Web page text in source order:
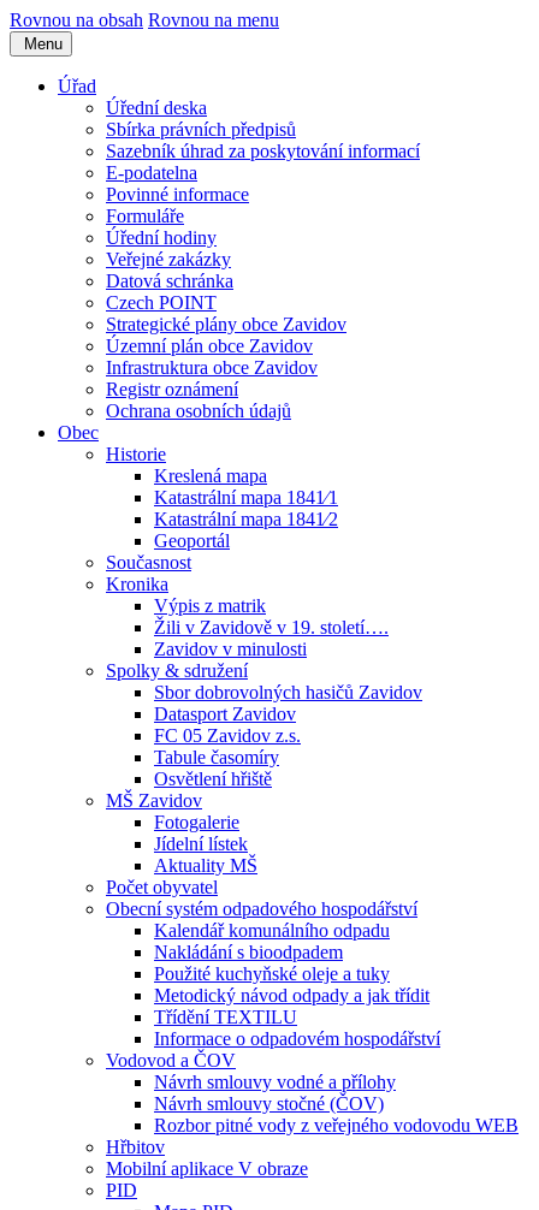
Rovnou na obsah Rovnou na menu
Menu
Úřad
Úřední deska
Sbírka právních předpisů
Sazebník úhrad za poskytování informací
E-podatelna
Povinné informace
Formuláře
Úřední hodiny
Veřejné zakázky
Datová schránka
Czech POINT
Strategické plány obce Zavidov
Územní plán obce Zavidov
Infrastruktura obce Zavidov
Registr oznámení
Ochrana osobních údajů
Obec
Historie
Kreslená mapa
Katastrální mapa 1841⁄1
Katastrální mapa 1841⁄2
Geoportál
Současnost
Kronika
Výpis z matrik
Žili v Zavidově v 19. století….
Zavidov v minulosti
Spolky & sdružení
Sbor dobrovolných hasičů Zavidov
Datasport Zavidov
FC 05 Zavidov z.s.
Tabule časomíry
Osvětlení hřiště
MŠ Zavidov
Fotogalerie
Jídelní lístek
Aktuality MŠ
Počet obyvatel
Obecní systém odpadového hospodářství
Kalendář komunálního odpadu
Nakládání s bioodpadem
Použité kuchyňské oleje a tuky
Metodický návod odpady a jak třídit
Třídění TEXTILU
Informace o odpadovém hospodářství
Vodovod a ČOV
Návrh smlouvy vodné a přílohy
Návrh smlouvy stočné (ČOV)
Rozbor pitné vody z veřejného vodovodu WEB
Hřbitov
Mobilní aplikace V obraze
PID